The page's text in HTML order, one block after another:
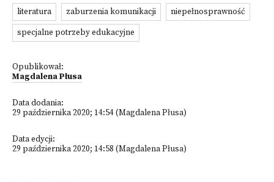
literatura
zaburzenia komunikacji
niepełnosprawność
specjalne potrzeby edukacyjne
Opublikował:
Magdalena Płusa
Data dodania:
29 października 2020; 14:54 (Magdalena Płusa)
Data edycji:
29 października 2020; 14:58 (Magdalena Płusa)